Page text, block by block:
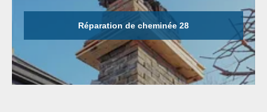
Réparation de cheminée 28